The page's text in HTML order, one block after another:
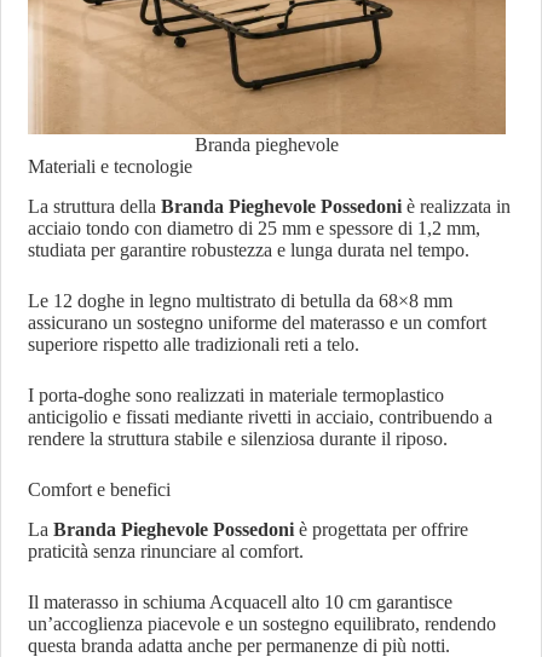
Branda pieghevole
Materiali e tecnologie
La struttura dellaBranda Pieghevole Possedoni è realizzata in
acciaio tondo con diametro di 25 mm e spessore di 1,2 mm,
studiata per garantire robustezza e lunga durata nel tempo.
Le 12 doghe in legno multistrato di betulla da 68×8 mm
assicurano un sostegno uniforme del materasso e un comfort
superiore rispetto alle tradizionali reti a telo.
I porta-doghe sono realizzati in materiale termoplastico
anticigolio e fissati mediante rivetti in acciaio, contribuendo a
rendere la struttura stabile e silenziosa durante il riposo.
Comfort e benefici
LaBranda Pieghevole Possedoni è progettata per offrire
praticità senza rinunciare al comfort.
Il materasso in schiuma Acquacell alto 10 cm garantisce
un’accoglienza piacevole e un sostegno equilibrato, rendendo
questa branda adatta anche per permanenze di più notti.